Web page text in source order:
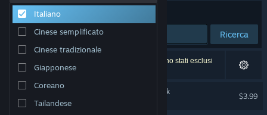
Assistenza
Cambia la lingua
Ottieni l'app mobile di Steam
Visualizza il sito web per desktop
Italiano
Cinese semplificato
Cinese tradizionale
Giapponese
Coreano
Tailandese
Ordina per Rilevanza
Ricerca
1 risultato corrisponde alla tua ricerca. 2 titoli sono stati esclusi
in base alle tue preferenze.
ReSetna Official Soundtrack
$3.99